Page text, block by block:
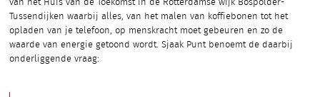
van het Huis van de Toekomst in de Rotterdamse wijk Bospolder-
Tussendijken waarbij alles, van het malen van koffiebonen tot het
opladen van je telefoon, op menskracht moet gebeuren en zo de
waarde van energie getoond wordt. Sjaak Punt benoemt de daarbij
onderliggende vraag: